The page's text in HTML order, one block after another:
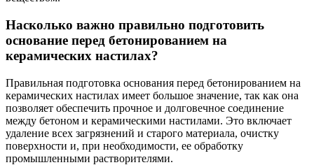
Насколько важно правильно подготовить
основание перед бетонированием на
керамических настилах?
Правильная подготовка основания перед бетонированием на
керамических настилах имеет большое значение, так как она
позволяет обеспечить прочное и долговечное соединение
между бетоном и керамическими настилами. Это включает
удаление всех загрязнений и старого материала, очистку
поверхности и, при необходимости, ее обработку
промышленными растворителями.